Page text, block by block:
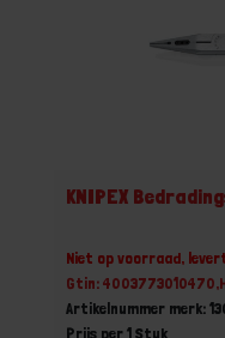
KNIPEX
Niet op voorraad,
Gtin:
Artikelnummer merk:
Prijs per 1 Stuk